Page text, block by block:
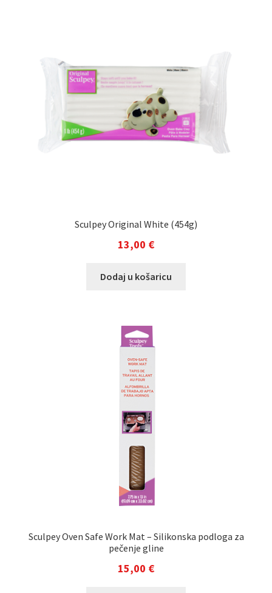
Sculpey Original White (454g)
13,00 €
Dodaj u košaricu
Sculpey Oven Safe Work Mat – Silikonska podloga za
pečenje gline
15,00 €